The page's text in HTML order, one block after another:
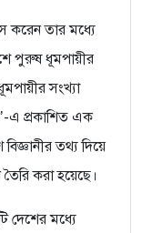
করেন তার মধ্যে
পুরুষ ধূমপায়ীর
সংখ্যা
এ প্রকাশিত এক
তথ্য দিয়ে
তৈরি করা হয়েছে।
দেশের মধ্যে